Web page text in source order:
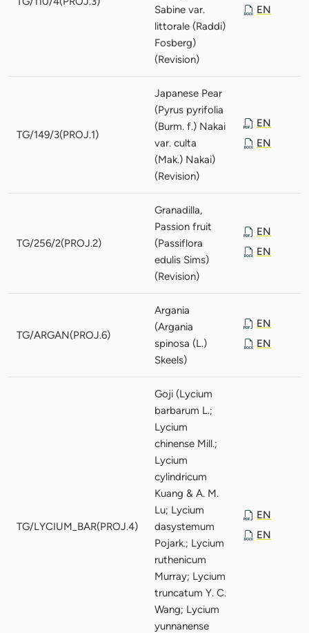
Sabine var.
littorale (Raddi)
Fosberg)
(Revision)
EN
TG/149/3(PROJ.1)
Japanese Pear
(Pyrus pyrifolia
(Burm. f.) Nakai
var. culta
(Mak.) Nakai)
(Revision)
EN
EN
TG/256/2(PROJ.2)
Granadilla,
Passion fruit
(Passiflora
edulis Sims)
(Revision)
EN
EN
TG/ARGAN(PROJ.6)
Argania
(Argania
spinosa (L.)
Skeels)
EN
EN
TG/LYCIUM_BAR(PROJ.4)
Goji (Lycium
barbarum L.;
Lycium
chinense Mill.;
Lycium
cylindricum
Kuang & A. M.
Lu; Lycium
dasystemum
Pojark.; Lycium
ruthenicum
Murray; Lycium
truncatum Y. C.
Wang; Lycium
yunnanense
EN
EN